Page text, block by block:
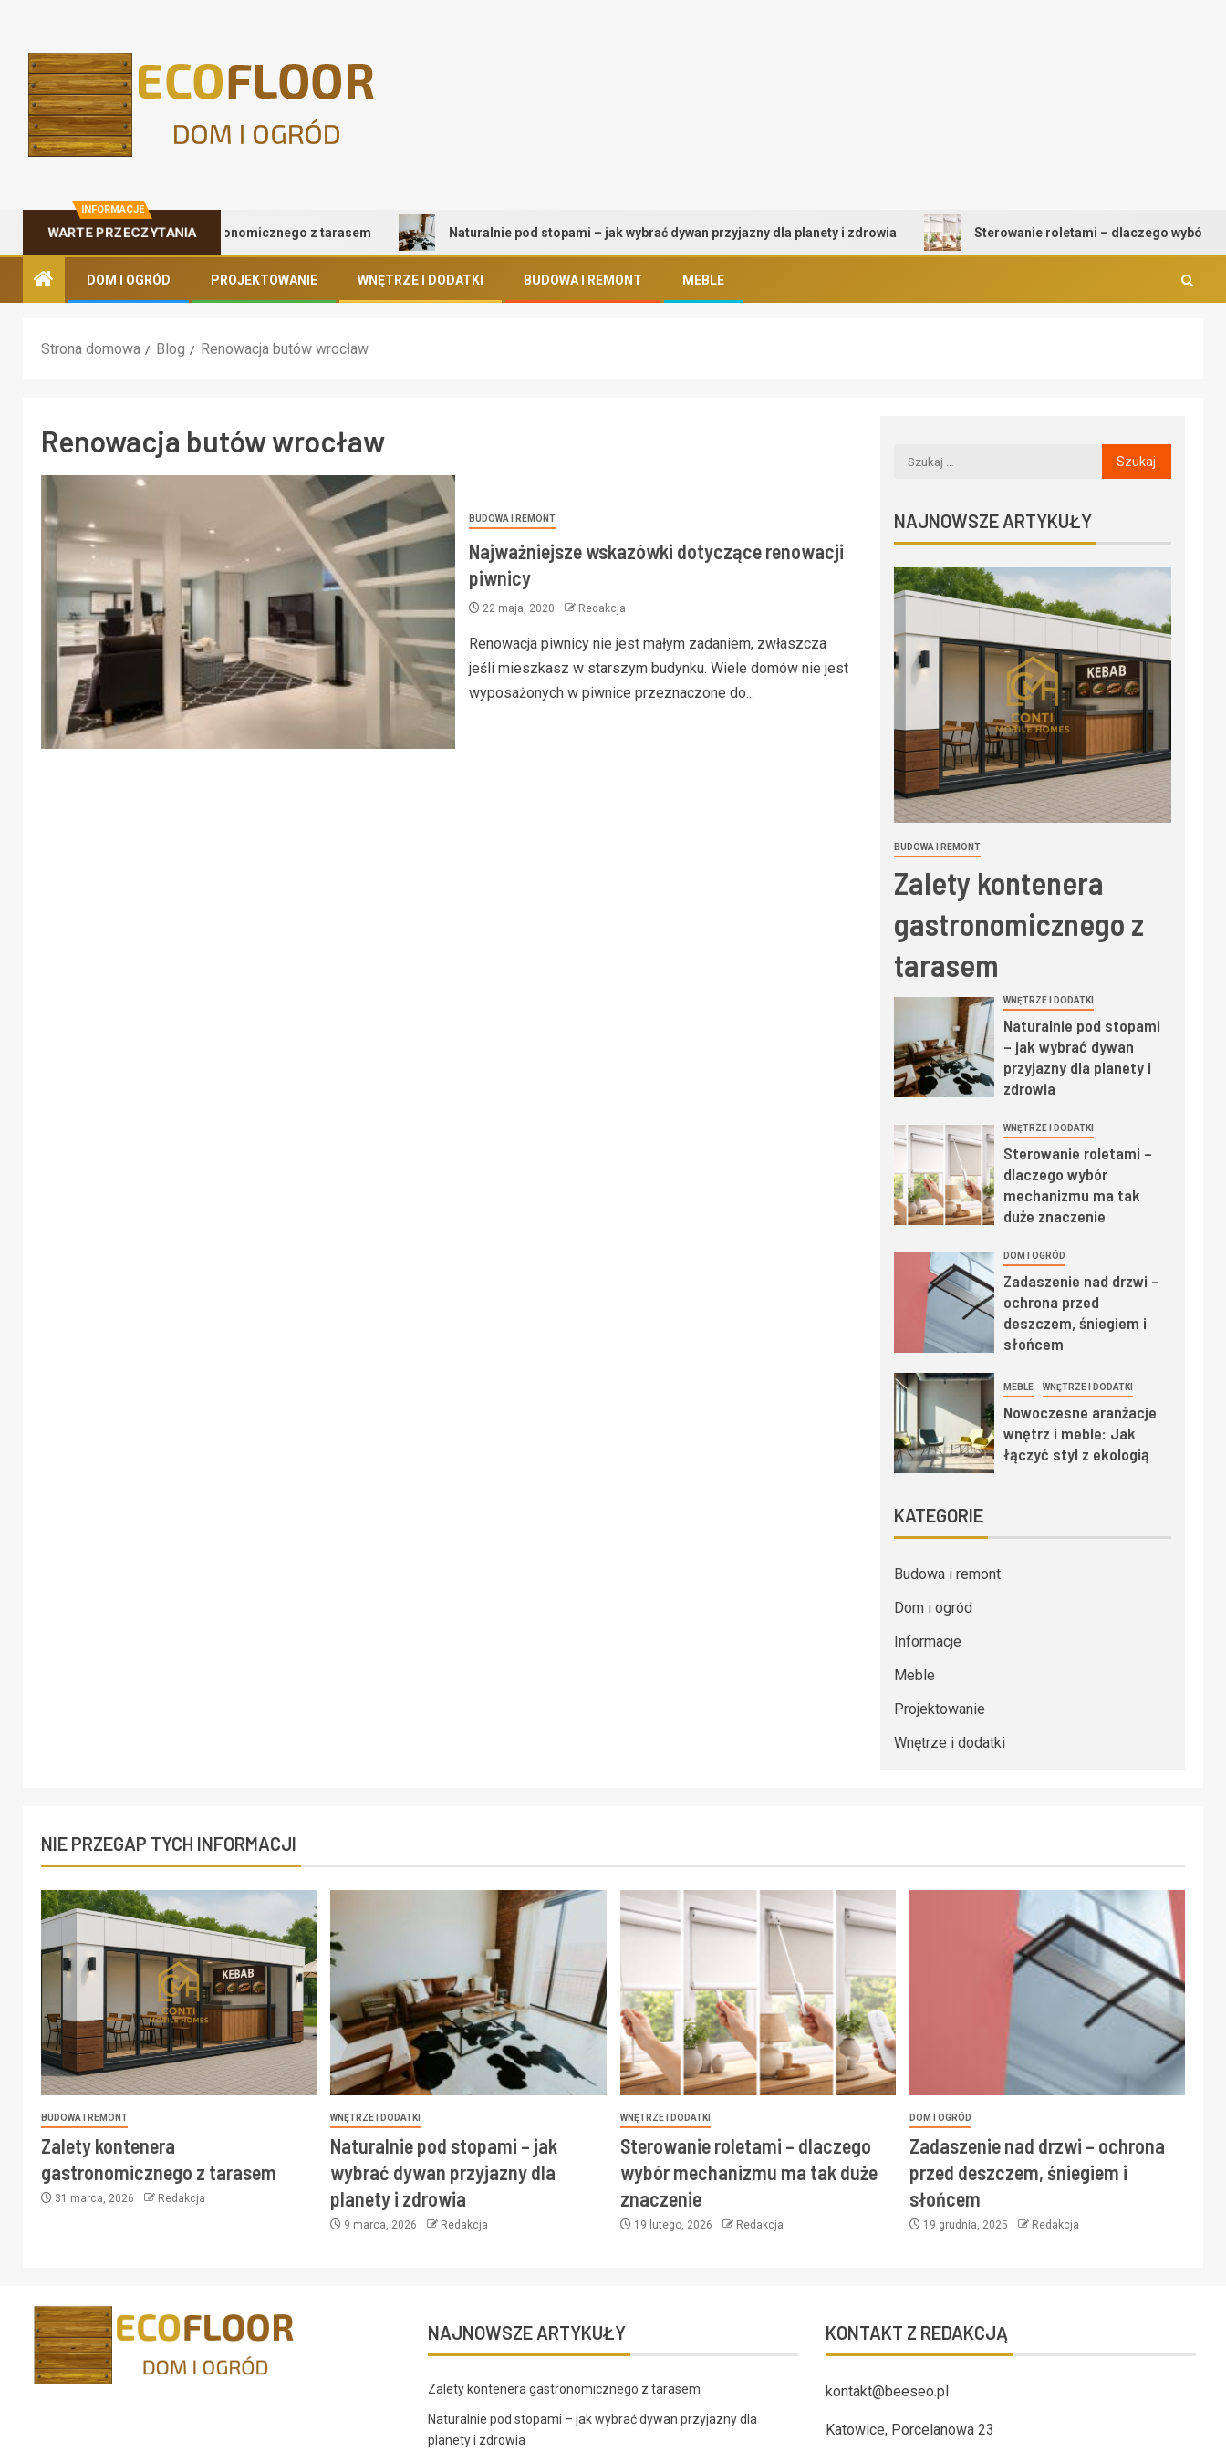
INFORMACJE
WARTE PRZECZYTANIA
Zalety kontenera gastronomicznego z tarasem Naturalnie pod stopami – jak wybrać dywan przyjazny dla planety i zdrowia Sterowanie roletami – dlaczego wybór
DOM I OGRÓD PROJEKTOWANIE WNĘTRZE I DODATKI BUDOWA I REMONT MEBLE
Strona domowa Blog Renowacja butów wrocław
Renowacja butów wrocław
BUDOWA I REMONT
Najważniejsze wskazówki dotyczące renowacji
piwnicy
22 maja, 2020 Redakcja
Renowacja piwnicy nie jest małym zadaniem, zwłaszcza
jeśli mieszkasz w starszym budynku. Wiele domów nie jest
wyposażonych w piwnice przeznaczone do...
NAJNOWSZE ARTYKUŁY
BUDOWA I REMONT
Zalety kontenera
gastronomicznego z
tarasem
WNĘTRZE I DODATKI
Naturalnie pod stopami
– jak wybrać dywan
przyjazny dla planety i
zdrowia
WNĘTRZE I DODATKI
Sterowanie roletami –
dlaczego wybór
mechanizmu ma tak
duże znaczenie
DOM I OGRÓD
Zadaszenie nad drzwi –
ochrona przed
deszczem, śniegiem i
słońcem
MEBLE WNĘTRZE I DODATKI
Nowoczesne aranżacje
wnętrz i meble: Jak
łączyć styl z ekologią
KATEGORIE
Budowa i remont
Dom i ogród
Informacje
Meble
Projektowanie
Wnętrze i dodatki
NIE PRZEGAP TYCH INFORMACJI
BUDOWA I REMONT
Zalety kontenera
gastronomicznego z tarasem
31 marca, 2026 Redakcja
WNĘTRZE I DODATKI
Naturalnie pod stopami – jak
wybrać dywan przyjazny dla
planety i zdrowia
9 marca, 2026 Redakcja
WNĘTRZE I DODATKI
Sterowanie roletami – dlaczego
wybór mechanizmu ma tak duże
znaczenie
19 lutego, 2026 Redakcja
DOM I OGRÓD
Zadaszenie nad drzwi – ochrona
przed deszczem, śniegiem i
słońcem
19 grudnia, 2025 Redakcja
NAJNOWSZE ARTYKUŁY
Zalety kontenera gastronomicznego z tarasem
Naturalnie pod stopami – jak wybrać dywan przyjazny dla
planety i zdrowia
KONTAKT Z REDAKCJĄ
kontakt@beeseo.pl
Katowice, Porcelanowa 23